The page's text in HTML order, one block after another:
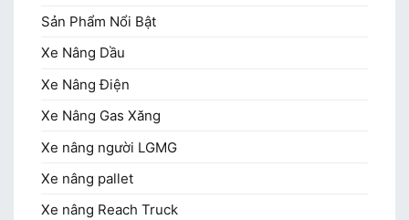
Sản Phẩm Nổi Bật
Xe Nâng Dầu
Xe Nâng Điện
Xe Nâng Gas Xăng
Xe nâng người LGMG
Xe nâng pallet
Xe nâng Reach Truck